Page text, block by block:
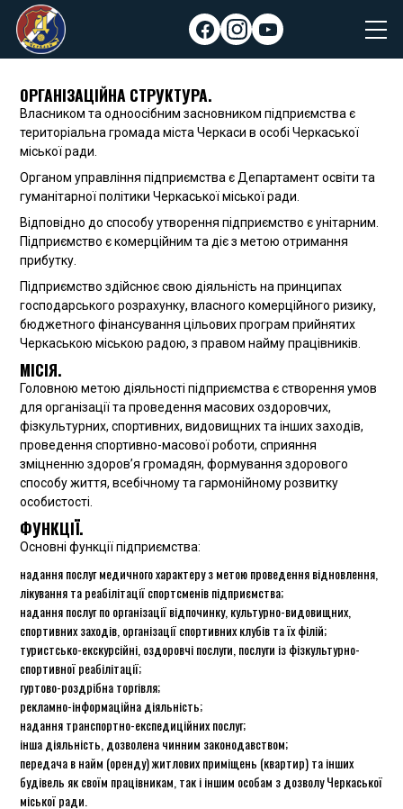
Skip
to
content
facebookinstagram
youtube
ОРГАНІЗАЦІЙНА СТРУКТУРА.
Власником та одноосібним засновником підприємства є
територіальна громада міста Черкаси в особі Черкаської
міської ради.
Органом управління підприємства є Департамент освіти та
гуманітарної політики Черкаської міської ради.
Відповідно до способу утворення підприємство є унітарним.
Підприємство є комерційним та діє з метою отримання
прибутку.
Підприємство здійснює свою діяльність на принципах
господарського розрахунку, власного комерційного ризику,
бюджетного фінансування цільових програм прийнятих
Черкаською міською радою, з правом найму працівників.
МІСІЯ.
Головною метою діяльності підприємства є створення умов
для організації та проведення масових оздоровчих,
фізкультурних, спортивних, видовищних та інших заходів,
проведення спортивно-масової роботи, сприяння
зміцненню здоров’я громадян, формування здорового
способу життя, всебічному та гармонійному розвитку
особистості.
ФУНКЦІЇ.
Основні функції підприємства:
надання послуг медичного характеру з метою проведення відновлення,
лікування та реабілітації спортсменів підприємства;
надання послуг по організації відпочинку, культурно-видовищних,
спортивних заходів, організації спортивних клубів та їх філій;
туристсько-екскурсійні, оздоровчі послуги, послуги із фізкультурно-
спортивної реабілітації;
гуртово-роздрібна торгівля;
рекламно-інформаційна діяльність;
надання транспортно-експедиційних послуг;
інша діяльність, дозволена чинним законодавством;
передача в найм (оренду) житлових приміщень (квартир) та інших
будівель як своїм працівникам, так і іншим особам з дозволу Черкаської
міської ради.